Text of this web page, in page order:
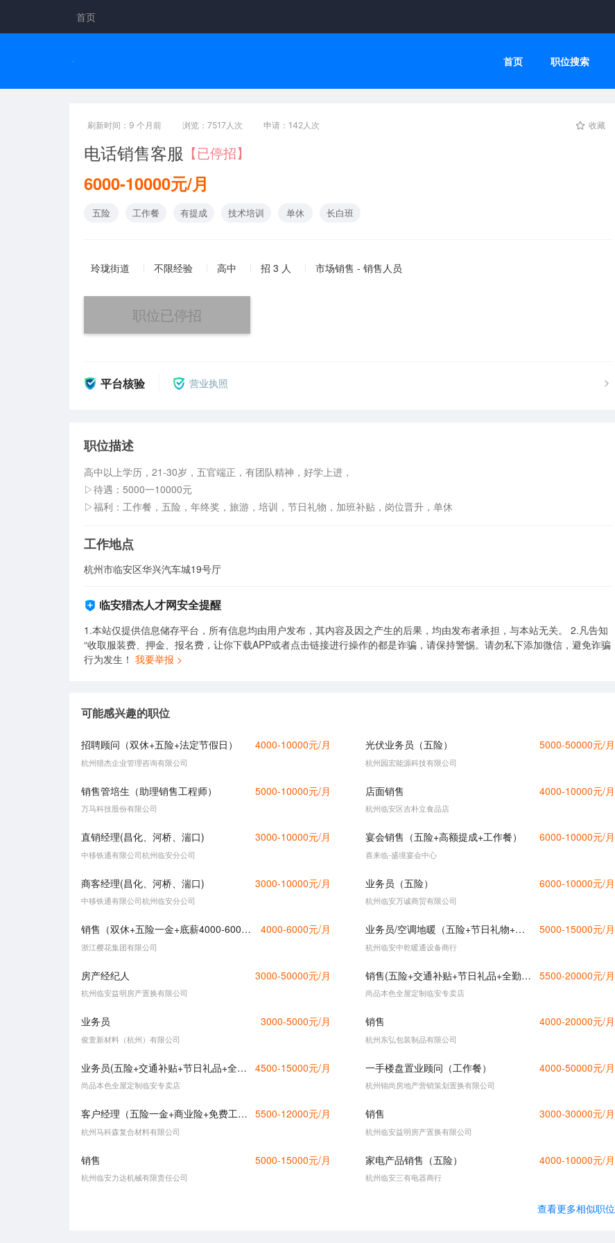
首页
首页 职位搜索
刷新时间：9 个月前 浏览：7517人次 申请：142人次 收藏
电话销售客服 【已停招】
6000-10000元/月
五险 工作餐 有提成 技术培训 单休 长白班
玲珑街道 不限经验 高中 招 3 人 市场销售 - 销售人员
职位已停招
平台核验 营业执照
职位描述
高中以上学历，21-30岁，五官端正，有团队精神，好学上进，
▷待遇：5000一10000元
▷福利：工作餐，五险，年终奖，旅游，培训，节日礼物，加班补贴，岗位晋升，单休
工作地点
杭州市临安区华兴汽车城19号厅
临安猎杰人才网安全提醒
1.本站仅提供信息储存平台，所有信息均由用户发布，其内容及因之产生的后果，均由发布者承担，与本站无关。 2.凡告知
“收取服装费、押金、报名费，让你下载APP或者点击链接进行操作的都是诈骗，请保持警惕。请勿私下添加微信，避免诈骗
行为发生！ 我要举报 >
可能感兴趣的职位
招聘顾问（双休+五险+法定节假日） 4000-10000元/月
杭州猎杰企业管理咨询有限公司
光伏业务员（五险） 5000-50000元/月
杭州园宏能源科技有限公司
销售管培生（助理销售工程师） 5000-10000元/月
万马科技股份有限公司
店面销售 4000-10000元/月
杭州临安区吉朴立食品店
直销经理(昌化、河桥、湍口) 3000-10000元/月
中移铁通有限公司杭州临安分公司
宴会销售（五险+高额提成+工作餐） 6000-10000元/月
喜来临-盛境宴会中心
商客经理(昌化、河桥、湍口) 3000-10000元/月
中移铁通有限公司杭州临安分公司
业务员（五险） 6000-10000元/月
杭州临安万诚商贸有限公司
销售（双休+五险一金+底薪4000-6000+提成） 4000-6000元/月
浙江樱花集团有限公司
业务员/空调地暖（五险+节日礼物+不定期团建+国际旅游奖励+年会） 5000-15000元/月
杭州临安中乾暖通设备商行
房产经纪人 3000-50000元/月
杭州临安益明房产置换有限公司
销售(五险+交通补贴+节日礼品+全勤奖） 5500-20000元/月
尚品本色全屋定制临安专卖店
业务员 3000-5000元/月
俊萱新材料（杭州）有限公司
销售 4000-20000元/月
杭州东弘包装制品有限公司
业务员(五险+交通补贴+节日礼品+全勤奖） 4500-15000元/月
尚品本色全屋定制临安专卖店
一手楼盘置业顾问（工作餐） 4000-50000元/月
杭州锦尚房地产营销策划置换有限公司
客户经理（五险一金+商业险+免费工作餐+专业培训+员工旅游+节假日福利+年终奖金+定期体检） 5500-12000元/月
杭州马科森复合材料有限公司
销售 3000-30000元/月
杭州临安益明房产置换有限公司
销售 5000-15000元/月
杭州临安力达机械有限责任公司
家电产品销售（五险） 4000-10000元/月
杭州临安三有电器商行
查看更多相似职位